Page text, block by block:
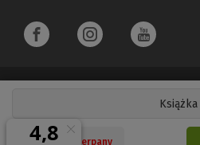
Książka
Nakład wyczerpany
Copyright 1997 - 2026 Wolters Kluwer